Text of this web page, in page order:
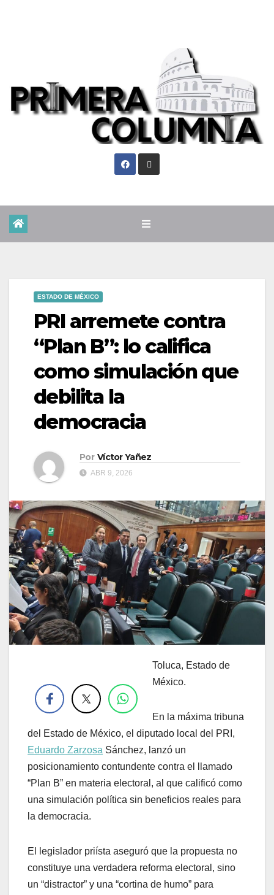
ESTADO DE MÉXICO
PRI arremete contra
“Plan B”: lo califica
como simulación que
debilita la
democracia
Por Víctor Yañez
ABR 9, 2026
Toluca, Estado de
México.
En la máxima tribuna
del Estado de México, el diputado local del PRI,
Eduardo Zarzosa Sánchez, lanzó un
posicionamiento contundente contra el llamado
“Plan B” en materia electoral, al que calificó como
una simulación política sin beneficios reales para
la democracia.
El legislador priísta aseguró que la propuesta no
constituye una verdadera reforma electoral, sino
un “distractor” y una “cortina de humo” para